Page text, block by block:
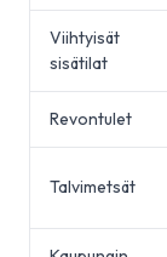
Viihtyisät
sisätilat
Revontulet
Talvimetsät